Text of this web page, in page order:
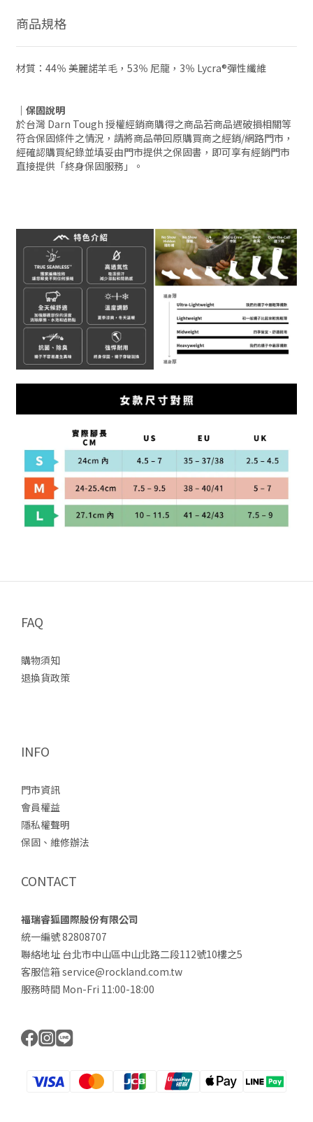
商品規格
材質：44％ 美麗諾羊毛，53％ 尼龍，3％ Lycra®彈性纖維
｜保固說明
於台灣 Darn Tough 授權經銷商購得之商品若商品遇破損相關等
符合保固條件之情況，請將商品帶回原購買商之經銷/網路門市，
經確認購買紀錄並填妥由門市提供之保固書，即可享有經銷門市
直接提供「終身保固服務」。
FAQ
購物須知
退換貨政策
INFO
門市資訊
會員權益
隱私權聲明
保固、維修辦法
CONTACT
福瑞睿狐國際股份有限公司
統一編號 82808707
聯絡地址 台北市中山區中山北路二段112號10樓之5
客服信箱 service@rockland.com.tw
服務時間 Mon-Fri 11:00-18:00